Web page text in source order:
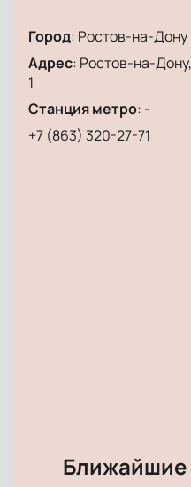
Не пропустите
ярком концерте и
живом исполнении.
сегодня!
Город: Ростов-на-Дону
Адрес: Ростов-на-
1
Станция метро: -
+7 (863) 320-27-71
Ближайшие